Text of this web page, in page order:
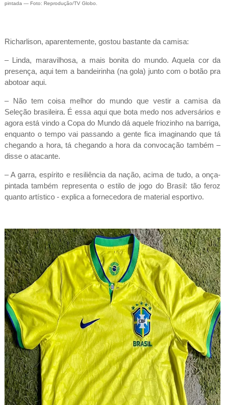
pintada — Foto: Reprodução/TV Globo.
Richarlison, aparentemente, gostou bastante da camisa:
– Linda, maravilhosa, a mais bonita do mundo. Aquela cor da
presença, aqui tem a bandeirinha (na gola) junto com o botão pra
abotoar aqui.
– Não tem coisa melhor do mundo que vestir a camisa da
Seleção brasileira. É essa aqui que bota medo nos adversários e
agora está vindo a Copa do Mundo dá aquele friozinho na barriga,
enquanto o tempo vai passando a gente fica imaginando que tá
chegando a hora, tá chegando a hora da convocação também –
disse o atacante.
– A garra, espírito e resiliência da nação, acima de tudo, a onça-
pintada também representa o estilo de jogo do Brasil: tão feroz
quanto artístico - explica a fornecedora de material esportivo.